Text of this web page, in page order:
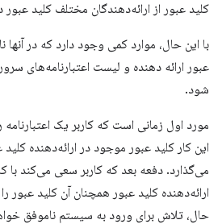
کلید عبور از ارائه‌دهندگان مختلف کلید عبور
با این حال، موارد کمی وجود دارد که در
عبور ارائه دهنده و لیست اعتبارنامه‌های
شود.
مورد اول زمانی است که کاربر یک
این کار کلید عبور موجود در ارائه‌دهنده
می‌گذارد. دفعه بعد که کاربر سعی می‌کند با
ارائه‌دهنده کلید عبور همچنان آن کلید عبور
حال، تلاش برای ورود به سیستم ناموفق